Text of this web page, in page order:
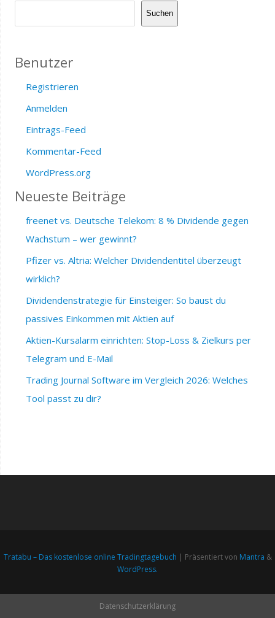
Suchen
Benutzer
Registrieren
Anmelden
Eintrags-Feed
Kommentar-Feed
WordPress.org
Neueste Beiträge
freenet vs. Deutsche Telekom: 8 % Dividende gegen
Wachstum – wer gewinnt?
Pfizer vs. Altria: Welcher Dividendentitel überzeugt
wirklich?
Dividendenstrategie für Einsteiger: So baust du
passives Einkommen mit Aktien auf
Aktien-Kursalarm einrichten: Stop-Loss & Zielkurs per
Telegram und E-Mail
Trading Journal Software im Vergleich 2026: Welches
Tool passt zu dir?
Tratabu – Das kostenlose online Tradingtagebuch | Präsentiert von Mantra &
WordPress.
Datenschutzerklärung